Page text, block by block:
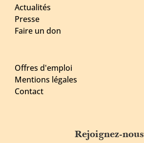
Actualités
Presse
Faire un don
Offres d'emploi
Mentions légales
Contact
Rejoignez-nous